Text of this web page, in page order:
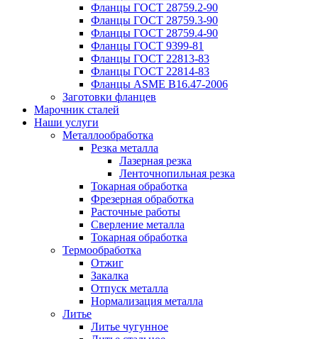
Фланцы ГОСТ 28759.2-90
Фланцы ГОСТ 28759.3-90
Фланцы ГОСТ 28759.4-90
Фланцы ГОСТ 9399-81
Фланцы ГОСТ 22813-83
Фланцы ГОСТ 22814-83
Фланцы ASME B16.47-2006
Заготовки фланцев
Марочник сталей
Наши услуги
Металлообработка
Резка металла
Лазерная резка
Ленточнопильная резка
Токарная обработка
Фрезерная обработка
Расточные работы
Сверление металла
Токарная обработка
Термообработка
Отжиг
Закалка
Отпуск металла
Нормализация металла
Литье
Литье чугунное